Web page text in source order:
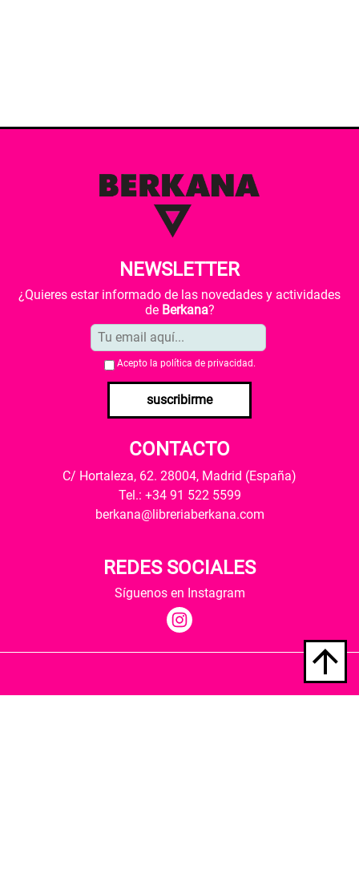
NEWSLETTER
¿Quieres estar informado de las novedades y actividades
de Berkana?
Acepto la política de privacidad .
suscribirme
CONTACTO
C/ Hortaleza, 62. 28004, Madrid (España)
Tel.: +34 91 522 5599
berkana@libreriaberkana.com
REDES SOCIALES
Síguenos en Instagram